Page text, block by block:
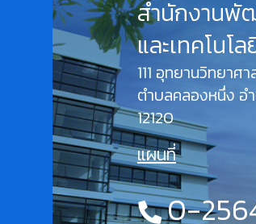
สำนักงานพั
และเทคโนโ
111 อุทยานวิทยาศ
ตำบลคลองหนึ่ง อ
12120
แผนที่
0-